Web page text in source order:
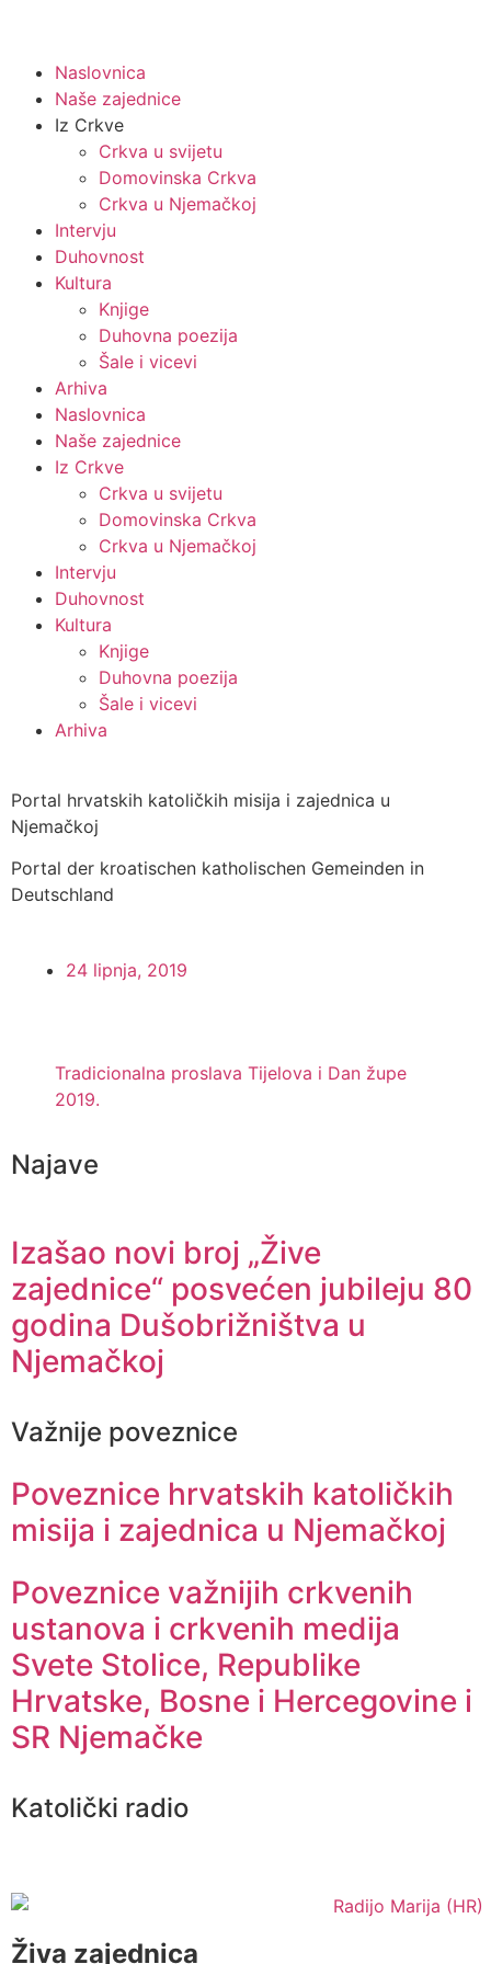
Naslovnica
Naše zajednice
Iz Crkve
Crkva u svijetu
Domovinska Crkva
Crkva u Njemačkoj
Intervju
Duhovnost
Kultura
Knjige
Duhovna poezija
Šale i vicevi
Arhiva
Naslovnica
Naše zajednice
Iz Crkve
Crkva u svijetu
Domovinska Crkva
Crkva u Njemačkoj
Intervju
Duhovnost
Kultura
Knjige
Duhovna poezija
Šale i vicevi
Arhiva
Portal hrvatskih katoličkih misija i zajednica u
Njemačkoj
Portal der kroatischen katholischen Gemeinden in
Deutschland
24 lipnja, 2019
Tradicionalna proslava Tijelova i Dan župe
2019.
Najave
Izašao novi broj „Žive
zajednice“ posvećen jubileju 80
godina Dušobrižništva u
Njemačkoj
Važnije poveznice
Poveznice hrvatskih katoličkih
misija i zajednica u Njemačkoj
Poveznice važnijih crkvenih
ustanova i crkvenih medija
Svete Stolice, Republike
Hrvatske, Bosne i Hercegovine i
SR Njemačke
Katolički radio
Živa zajednica